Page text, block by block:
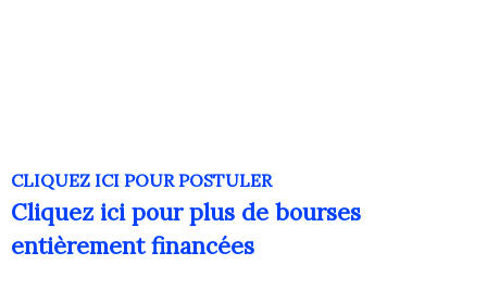
CLIQUEZ ICI POUR POSTULER
Cliquez ici pour plus de bourses
entièrement financées